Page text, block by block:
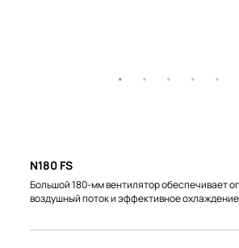
N180 FS
Большой 180-мм вентилятор обеспечивает
воздушный поток и эффективное